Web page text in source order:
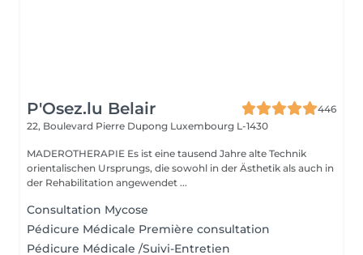
P'Osez.lu Belair
446
22, Boulevard Pierre Dupong Luxembourg L-1430
MADEROTHERAPIE Es ist eine tausend Jahre alte Technik
orientalischen Ursprungs, die sowohl in der Ästhetik als auch in
der Rehabilitation angewendet ...
Consultation Mycose
Pédicure Médicale Première consultation
Pédicure Médicale /Suivi-Entretien